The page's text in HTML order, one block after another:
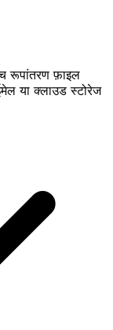
रूपांतरण फ़ाइल
या क्लाउड स्टोरेज